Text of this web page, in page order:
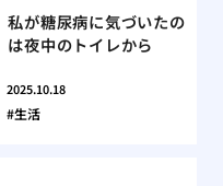
私が糖尿病に気づいたの
は夜中のトイレから
2025.10.18
生活